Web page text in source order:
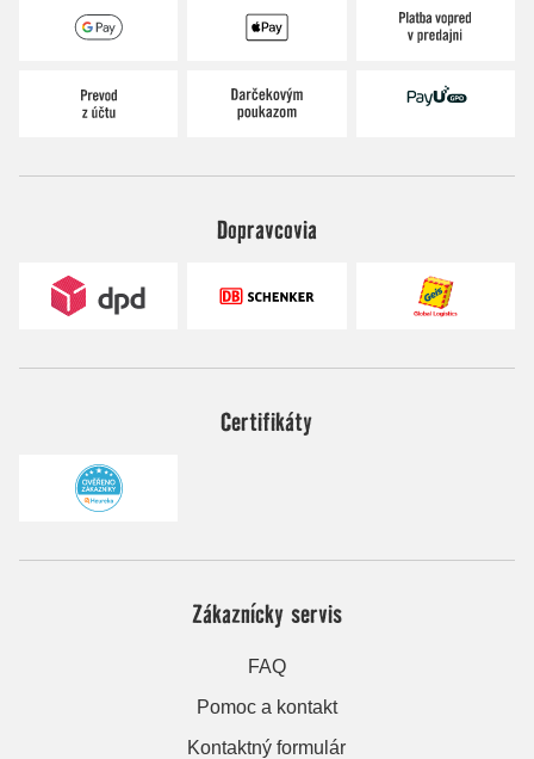
Dopravcovia
Certifikáty
Zákaznícky servis
FAQ
Pomoc a kontakt
Kontaktný formulár